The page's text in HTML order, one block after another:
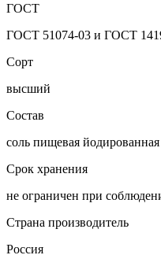
ГОСТ
ГОСТ 51074-03 и ГОСТ
Сорт
высший
Состав
соль пищевая йодированная
Срок хранения
не ограничен при
Страна производитель
Россия